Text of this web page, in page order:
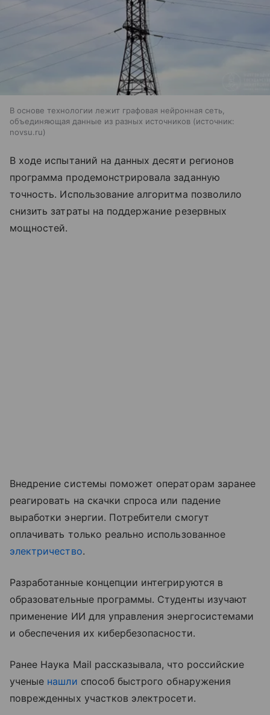
В основе технологии лежит графовая нейронная сеть,
объединяющая данные из разных источников
источник:
novsu.ru
В ходе испытаний на данных десяти регионов
программа продемонстрировала заданную
точность. Использование алгоритма позволило
снизить затраты на поддержание резервных
мощностей.
Внедрение системы поможет операторам заранее
реагировать на скачки спроса или падение
выработки энергии. Потребители смогут
оплачивать только реально использованное
электричество.
Разработанные концепции интегрируются в
образовательные программы. Студенты изучают
применение ИИ для управления энергосистемами
и обеспечения их кибербезопасности.
Ранее Наука Mail рассказывала, что российские
ученые нашли способ быстрого обнаружения
поврежденных участков электросети.